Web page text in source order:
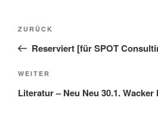
Beitragsnavigation
Vorheriger
Beitrag
ZURÜCK
Reserviert [für SPOT
Nächster
Beitrag
WEITER
Literatur – Neu Neu 30.1.